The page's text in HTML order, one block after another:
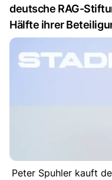
deutsche RAG-
Hälfte ihrer
Peter Spuhler kauft